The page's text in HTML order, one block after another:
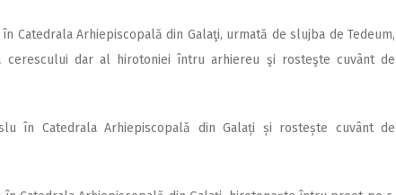
Catedrala Arhiepiscopală din Galaţi, urmată de slujba de Tedeum,
dar al hirotoniei întru arhiereu şi rosteşte cuvânt de
în Catedrala Arhiepiscopală din Galați și rostește cuvânt de